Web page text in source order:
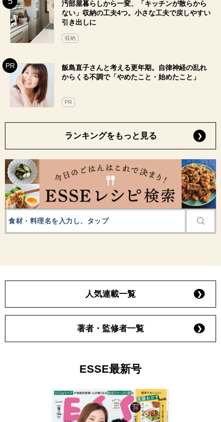
汚部屋暮らしから一変、「キッチンが散らから
ない」収納の工夫4つ。小さな工夫で戻しやすい
引き出しに
収納
飯島直子さんと考える更年期。自律神経の乱れ
からくる不調で「やめたこと・始めたこと」
PR
ランキングをもっと見る
人気連載一覧
著者・監修者一覧
ESSE最新号